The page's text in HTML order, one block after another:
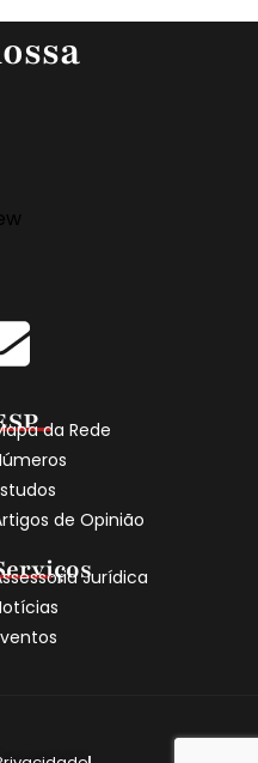
da Rede
de Opinião
Jurídica